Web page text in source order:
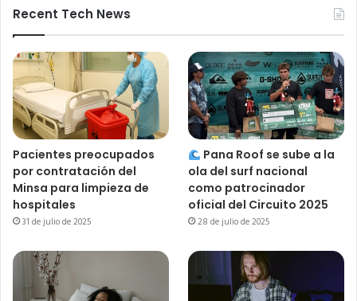
Recent Tech News
Pacientes preocupados
por contratación del
Minsa para limpieza de
hospitales
31 de julio de 2025
Pana Roof se sube a la
ola del surf nacional
como patrocinador
oficial del Circuito 2025
28 de julio de 2025